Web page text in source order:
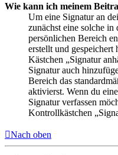
Wie kann ich meinem
Um eine Signatur an
zunächst eine solche
persönlichen Bereich
erstellt und gespeichert
Kästchen „Signatur
Signatur auch
Bereich das
aktivierst. Wenn du
Signatur verfassen
Kontrollkästchen
Nach oben